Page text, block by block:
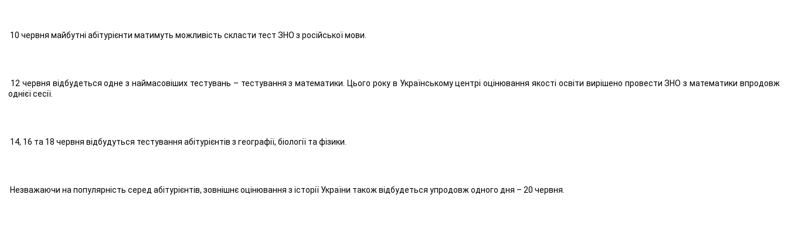
10 червня майбутні абітурієнти матимуть можливість скласти тест ЗНО з російської мови.
12 червня відбудеться одне з наймасовіших тестувань – тестування з математики. Цього року в Українському центрі оцінювання якості освіти вирішено провести ЗНО з математики впродовж
однієї сесії.
14, 16 та 18 червня відбудуться тестування абітурієнтів з географії, біології та фізики.
Незважаючи на популярність серед абітурієнтів, зовнішнє оцінювання з історії України також відбудеться упродовж одного дня – 20 червня.